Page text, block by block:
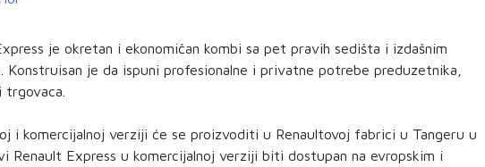
je okretan i ekonomičan kombi sa pet pravih sedišta i izdašnim
je da ispuni profesionalne i privatne potrebe preduzetnika,
i komercijalnoj verziji će se proizvoditi u Renaultovoj fabrici u Tangeru u
Renault Express u komercijalnoj verziji biti dostupan na evropskim i